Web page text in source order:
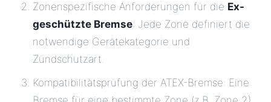
Zonenspezifische Anforderungen für die Ex-
geschützte Bremse: Jede Zone definiert die
notwendige Gerätekategorie und
Zündschutzart.
Kompatibilitätsprüfung der ATEX-Bremse: Eine